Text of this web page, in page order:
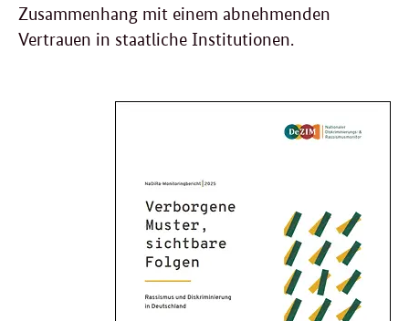
Zusammenhang mit einem abnehmenden
Vertrauen in staatliche Institutionen.